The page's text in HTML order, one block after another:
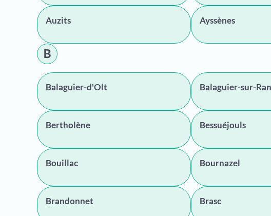
Auzits Ayssènes
B
Balaguier-d'Olt Balaguier-sur-
Bertholène Bessuéjouls
Bouillac Bournazel
Brandonnet Brasc